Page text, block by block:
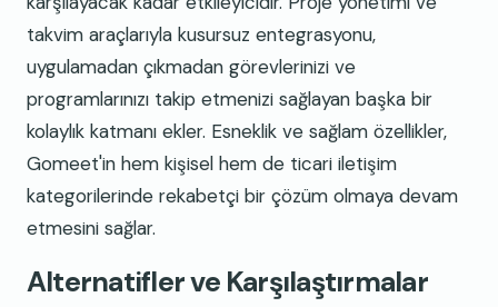
takvim araçlarıyla kusursuz entegrasyonu,
uygulamadan çıkmadan görevlerinizi ve
programlarınızı takip etmenizi sağlayan başka bir
kolaylık katmanı ekler. Esneklik ve sağlam özellikler,
Gomeet'in hem kişisel hem de ticari iletişim
kategorilerinde rekabetçi bir çözüm olmaya devam
etmesini sağlar.
Alternatifler ve Karşılaştırmalar